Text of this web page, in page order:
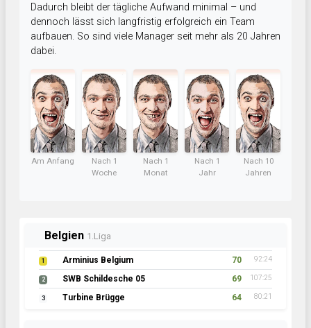
Dadurch bleibt der tägliche Aufwand minimal – und
dennoch lässt sich langfristig erfolgreich ein Team
aufbauen. So sind viele Manager seit mehr als 20 Jahren
dabei.
Am Anfang
Nach 1
Woche
Nach 1
Monat
Nach 1
Jahr
Nach 10
Jahren
Norwegen1.Liga
1 Sandefjord FK 70 93:17
2 Skagerrak Scorpions 70 95:25
3 Hammerfest Oilers 64 82:31